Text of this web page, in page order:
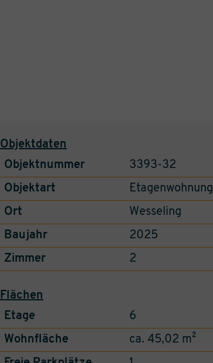
Objektdaten
Objektnummer
3393-32
Objektart
Etagenwohnung
Ort
Wesseling
Baujahr
2025
Zimmer
2
Flächen
Etage
6
Wohnfläche
ca. 45,02 m²